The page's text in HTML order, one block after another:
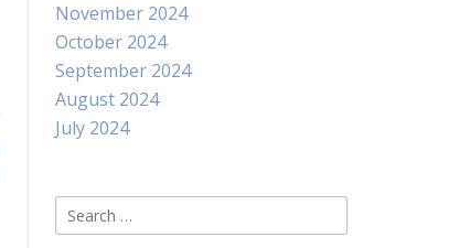
November 2024
October 2024
September 2024
August 2024
July 2024
Search
for: